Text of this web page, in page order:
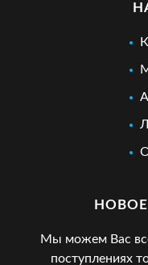
Мы можем Вас
поступлениях